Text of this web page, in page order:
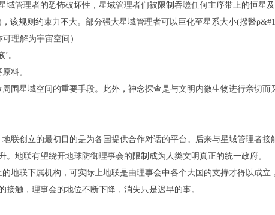
域管理者的恐怖破坏性，星域管理者们被限制吞噬任何主序带上的恒星
该规则约束力不大。部分强大星域管理者可以巨化至星系大小(撥醫
理解为宇宙空间）
。
料。
围星域空间的重要手段。此外，神念探查是与文明内微生物进行亲切而
联创立的最初目的是为各国提供合作对话的平台。后来与星域管理者
。地联有望绕开地球防御理事会的限制成为人类文明真正的统一政府。
的地联下属机构，可实际上地联是由理事会中各个大国的支持才得以成
接触，理事会的地位不断下降，消失只是迟早的事。